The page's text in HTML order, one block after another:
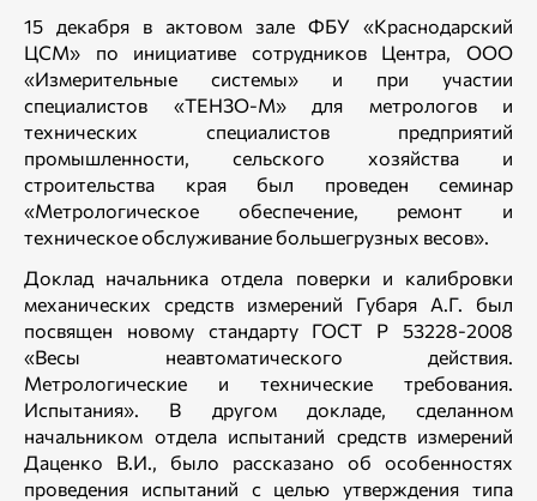
15 декабря в актовом зале ФБУ «Краснодарский
ЦСМ» по инициативе сотрудников Центра, ООО
«Измерительные системы» и при участии
специалистов «ТЕНЗО-М» для метрологов и
технических специалистов предприятий
промышленности, сельского хозяйства и
строительства края был проведен семинар
«Метрологическое обеспечение, ремонт и
техническое обслуживание большегрузных весов».
Доклад начальника отдела поверки и калибровки
механических средств измерений Губаря А.Г. был
посвящен новому стандарту ГОСТ Р 53228-2008
«Весы неавтоматического действия.
Метрологические и технические требования.
Испытания». В другом докладе, сделанном
начальником отдела испытаний средств измерений
Даценко В.И., было рассказано об особенностях
проведения испытаний с целью утверждения типа